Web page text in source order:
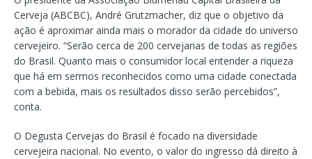
Cerveja (ABCBC), André Grutzmacher, diz que o objetivo da
ação é aproximar ainda mais o morador da cidade do universo
cervejeiro. “Serão cerca de 200 cervejarias de todas as regiões
do Brasil. Quanto mais o consumidor local entender a riqueza
que há em sermos reconhecidos como uma cidade conectada
com a bebida, mais os resultados disso serão percebidos”,
conta.
O Degusta Cervejas do Brasil é focado na diversidade
cervejeira nacional. No evento, o valor do ingresso dá direito à